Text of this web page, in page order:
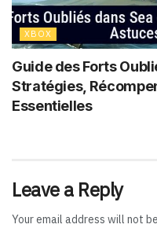
XBOX
Guide des Forts
Stratégies,
Essentielles
Leave a Reply
Your email address will not